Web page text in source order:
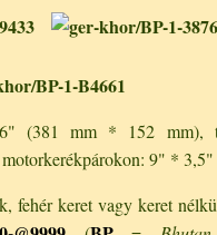
(381 mm * 152 mm),
9" *
fehér keret vagy keret